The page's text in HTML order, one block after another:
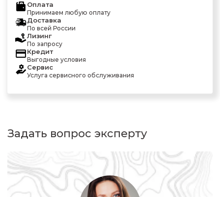
Оплата
Принимаем любую оплату
Доставка
По всей России
Лизинг
По запросу
Кредит
Выгодные условия
Сервис
Услуга сервисного обслуживания
Задать вопрос эксперту